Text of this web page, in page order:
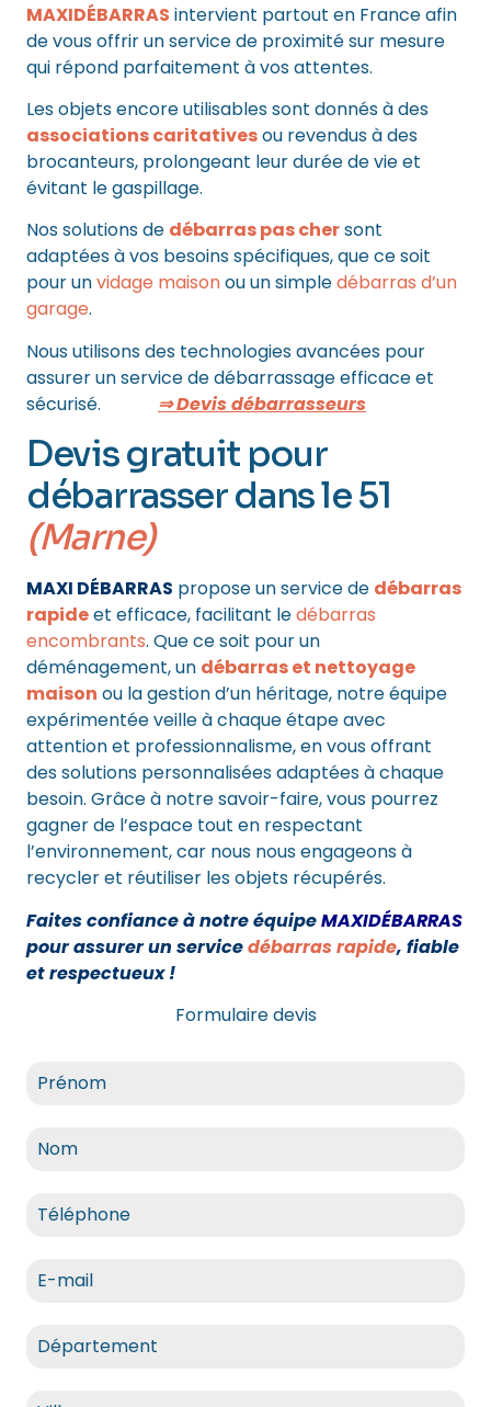
MAXIDÉBARRAS intervient partout en France afin
de vous offrir un service de proximité sur mesure
qui répond parfaitement à vos attentes.
Les objets encore utilisables sont donnés à des
associations caritativesou revendus à des
brocanteurs, prolongeant leur durée de vie et
évitant le gaspillage.
Nos solutions de débarras pas chersont
adaptées à vos besoins spécifiques, que ce soit
pour unvidage maisonou un simpledébarras d’un
garage.
Nous utilisons des technologies avancées pour
assurer un service de débarrassage efficace et
sécurisé. ⇒ Devis débarrasseurs
Devis gratuit pour
débarrasser dans le 51
(Marne)
MAXI DÉBARRAS propose un service de débarras
rapideet efficace, facilitant ledébarras
encombrants. Que ce soit pour un
déménagement, un débarras et nettoyage
maison ou la gestion d’un héritage, notre équipe
expérimentée veille à chaque étape avec
attention et professionnalisme, en vous offrant
des solutions personnalisées adaptées à chaque
besoin. Grâce à notre savoir-faire, vous pourrez
gagner de l’espace tout en respectant
l’environnement, car nous nous engageons à
recycler et réutiliser les objets récupérés.
Faites confiance à notre équipeMAXIDÉBARRAS
pour assurer un servicedébarras rapide, fiable
et respectueux !
Formulaire devis